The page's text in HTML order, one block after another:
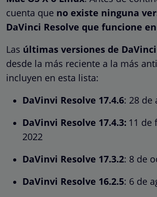
cuenta que no existe ninguna
DaVinci Resolve que funcione
Las últimas versiones de
desde la más reciente a la más
incluyen en esta lista:
DaVinvi Resolve 17.4.6: 28 de
DaVinvi Resolve 17.4.3: 11 de
2022
DaVinvi Resolve 17.3.2: 8 de
DaVinvi Resolve 16.2.5: 6 de